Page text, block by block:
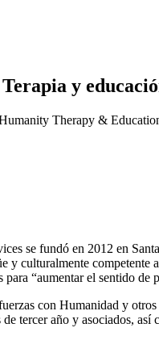
y
Therapy &
se fundó en 2012 en
y culturalmente
“aumentar el sentido
con Humanidad y
tercer año y asociados,